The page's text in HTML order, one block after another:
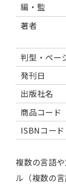
編・監
著者
判型・ペー
発刊日
出版社名
商品コード
ISBNコード
複数の言語
ル（複数の